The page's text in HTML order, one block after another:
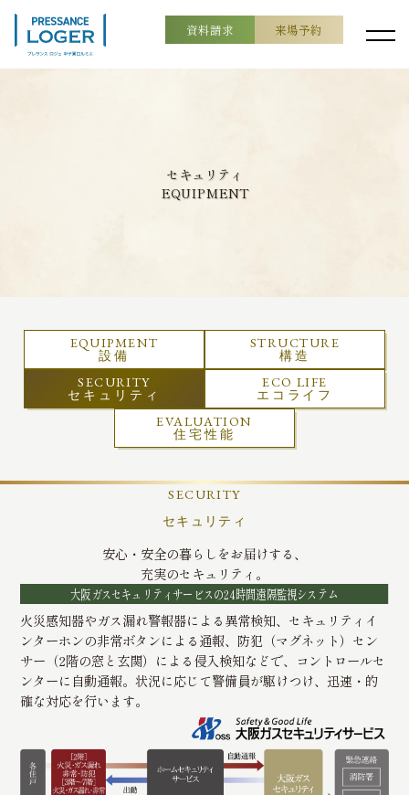
資料請求 来場予約
セキュリティ
EQUIPMENT
EQUIPMENT
設備
STRUCTURE
構造
SECURITY
セキュリティ
ECO LIFE
エコライフ
EVALUATION
住宅性能
SECURITY
セキュリティ
安心・安全の暮らしをお届けする、
充実のセキュリティ。
大阪ガスセキュリティサービスの24時間遠隔監視システム
火災感知器やガス漏れ警報器による異常検知、セキュリティイ
ンターホンの非常ボタンによる通報、防犯（マグネット）セン
サー（2階の窓と玄関）による侵入検知などで、コントロールセ
ンターに自動通報。状況に応じて警備員が駆けつけ、迅速・的
確な対応を行います。